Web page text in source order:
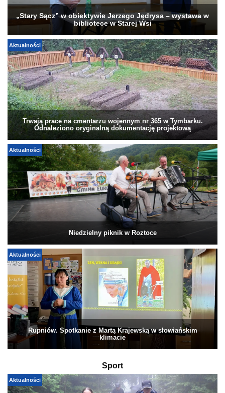
„Stary Sącz” w obiektywie Jerzego Jędrysa – wystawa w
bibliotece w Starej Wsi
Aktualności
Trwają prace na cmentarzu wojennym nr 365 w Tymbarku.
Odnaleziono oryginalną dokumentację projektową
Aktualności
Niedzielny piknik w Roztoce
Aktualności
Rupniów. Spotkanie z Martą Krajewską w słowiańskim
klimacie
Sport
Aktualności